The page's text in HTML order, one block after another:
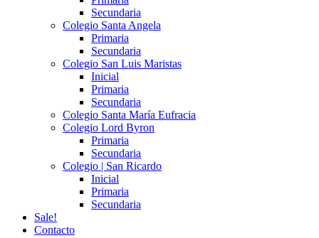
Secundaria
Colegio Santa Angela
Primaria
Secundaria
Colegio San Luis Maristas
Inicial
Primaria
Secundaria
Colegio Santa María Eufracia
Colegio Lord Byron
Primaria
Secundaria
Colegio | San Ricardo
Inicial
Primaria
Secundaria
Sale!
Contacto